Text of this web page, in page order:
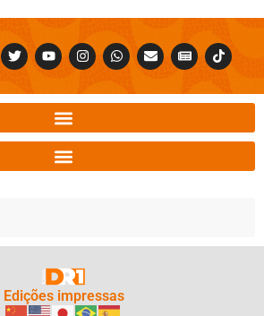
Edições impressas